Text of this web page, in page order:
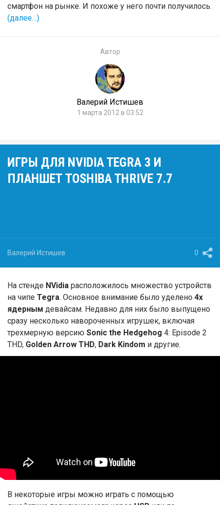
смартфон на рынке. И похоже у него почти получилось.
(далее…)
Автор
Валерий Истишев
1 марта 2012 в 03:52
ИГРЫ ДЛЯ NVIDIA TEGRA 3 И
ПЛАНШЕТ TOSHIBA THRIVE 7.7
Валерий Истишев 0
На стенде NVidia расположилось множество устройств
на чипе Tegra. Основное внимание было уделено 4х
ядерным девайсам. Недавно для них было выпущено
сразу несколько навороченных игрушек, включая
трехмерную версию Sonic the Hedgehog 4: Episode 2
THD, Golden Arrow THD, Dark Kindom и другие.
В некоторые игры можно играть с помощью